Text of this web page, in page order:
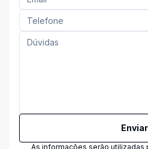
Enviar
As informações serão utilizadas